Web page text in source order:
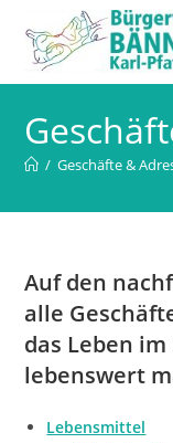
Inhalt
springen
/ Geschäfte &
Auf den
alle
das Leben
lebenswert
Lebensmittel